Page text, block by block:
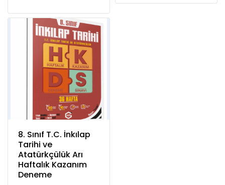
8. Sınıf T.C. İnkılap
Tarihi ve
Atatürkçülük Arı
Haftalık Kazanım
Deneme